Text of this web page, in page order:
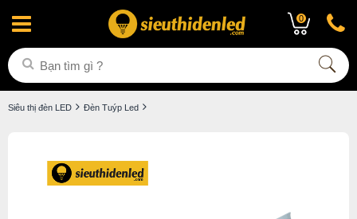
0
Siêu thị đèn LED Đèn Tuýp Led